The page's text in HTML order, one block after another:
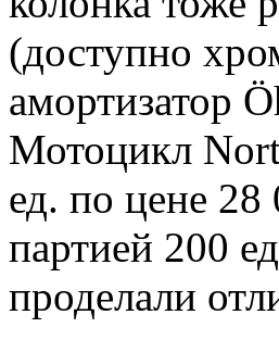
(доступно
амортизатор
Мотоцикл
ед. по цене 28
партией 200
проделали